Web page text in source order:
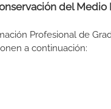
del Medio
Profesional de
a continuación: